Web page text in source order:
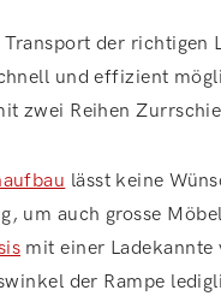
der richtigen
und effizient
zwei Reihen
lässt keine
um auch grosse
mit einer Ladekannte
der Rampe